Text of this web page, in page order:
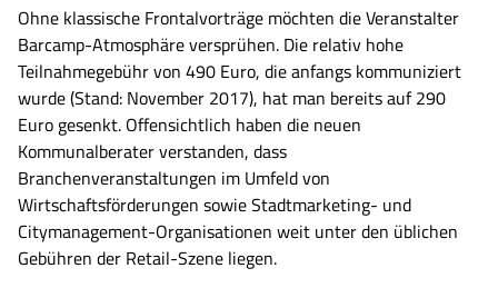
Ohne klassische Frontalvorträge möchten die Veranstalter
Barcamp-Atmosphäre versprühen. Die relativ hohe
Teilnahmegebühr von 490 Euro, die anfangs kommuniziert
wurde (Stand: November 2017), hat man bereits auf 290
Euro gesenkt. Offensichtlich haben die neuen
Kommunalberater verstanden, dass
Branchenveranstaltungen im Umfeld von
Wirtschaftsförderungen sowie Stadtmarketing- und
Citymanagement-Organisationen weit unter den üblichen
Gebühren der Retail-Szene liegen.